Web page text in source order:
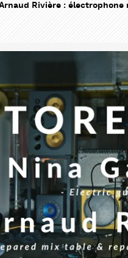
Rivière :